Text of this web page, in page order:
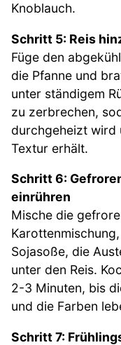
Knoblauch.
Schritt 5: Reis
Füge den
die Pfanne und
unter ständigem
zu zerbrechen,
durchgeheizt wird
Textur erhält.
Schritt 6:
einrühren
Mische die
Sojasoße, die
unter den Reis.
2-3 Minuten, bis
und die Farben
Schritt 7: